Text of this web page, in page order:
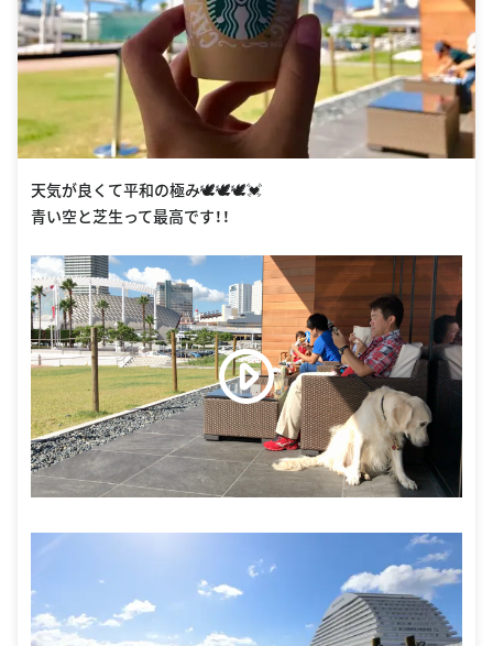
天気が良くて平和の極み🕊🕊🕊💓
青い空と芝生って最高です！！